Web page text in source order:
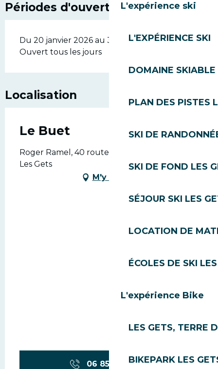
L'expérience ski
L'EXPÉRIENCE SKI
DOMAINE SKIABLE
PLAN DES PISTES
SKI DE
SKI DE FOND LES
SÉJOUR SKI LES
LOCATION DE
ÉCOLES DE SKI
L'expérience Bike
LES GETS, TERRE
BIKEPARK LES
Périodes d'ouverture
Du 20 janvier 2026 au 31 décembre 2026 -
Ouvert tous les jours
Localisation
Le Buet
Roger Ramel, 40 route des perrières, 74260
Les Gets
M'y rendre
06 85 08 17▒▒